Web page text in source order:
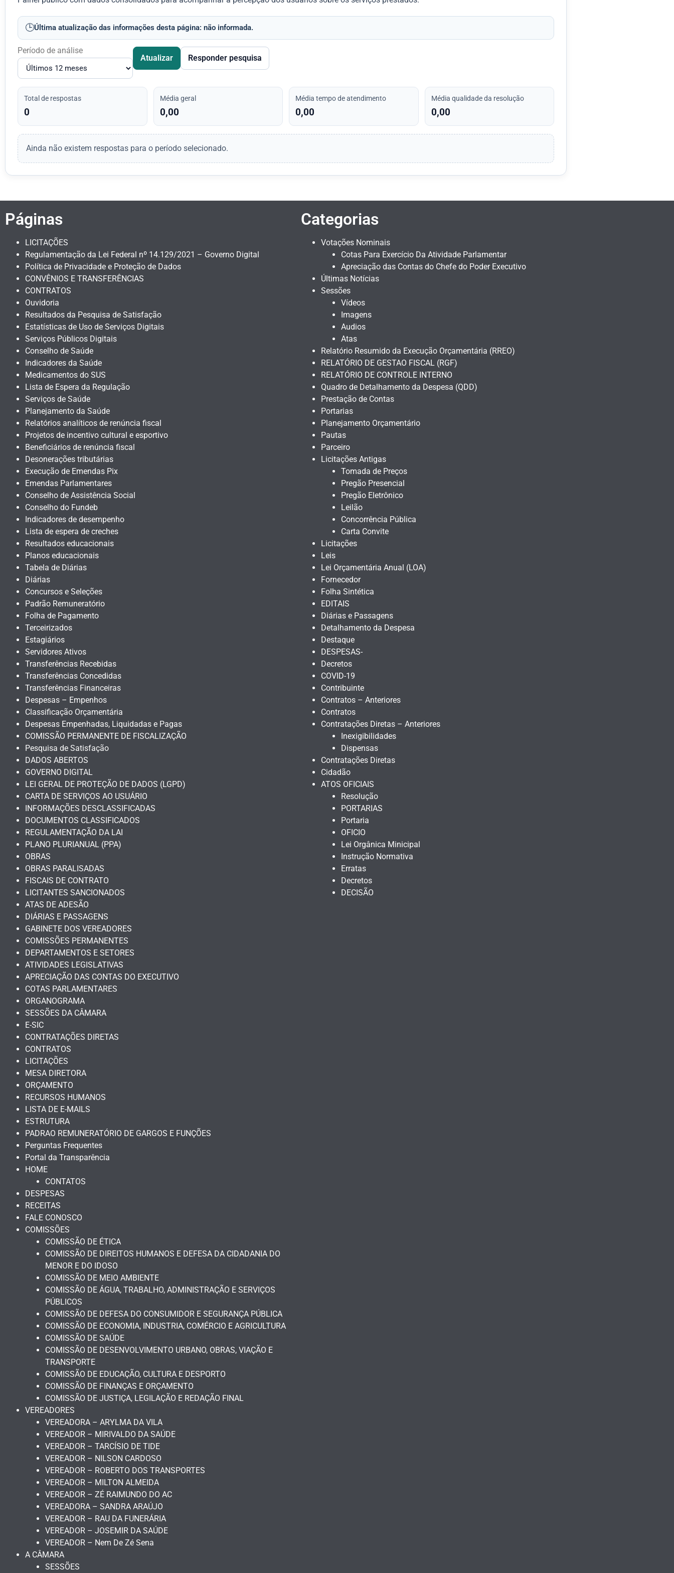
🕒Última atualização das informações desta página: não informada.
Período de análise
Atualizar Responder pesquisa
Total de respostas
0
Média geral
0,00
Média tempo de atendimento
0,00
Média qualidade da resolução
0,00
Ainda não existem respostas para o período selecionado.
Páginas
LICITAÇÕES
Regulamentação da Lei Federal nº 14.129/2021 – Governo Digital
Política de Privacidade e Proteção de Dados
CONVÊNIOS E TRANSFERÊNCIAS
CONTRATOS
Ouvidoria
Resultados da Pesquisa de Satisfação
Estatísticas de Uso de Serviços Digitais
Serviços Públicos Digitais
Conselho de Saúde
Indicadores da Saúde
Medicamentos do SUS
Lista de Espera da Regulação
Serviços de Saúde
Planejamento da Saúde
Relatórios analíticos de renúncia fiscal
Projetos de incentivo cultural e esportivo
Beneficiários de renúncia fiscal
Desonerações tributárias
Execução de Emendas Pix
Emendas Parlamentares
Conselho de Assistência Social
Conselho do Fundeb
Indicadores de desempenho
Lista de espera de creches
Resultados educacionais
Planos educacionais
Tabela de Diárias
Diárias
Concursos e Seleções
Padrão Remuneratório
Folha de Pagamento
Terceirizados
Estagiários
Servidores Ativos
Transferências Recebidas
Transferências Concedidas
Transferências Financeiras
Despesas – Empenhos
Classificação Orçamentária
Despesas Empenhadas, Liquidadas e Pagas
COMISSÃO PERMANENTE DE FISCALIZAÇÃO
Pesquisa de Satisfação
DADOS ABERTOS
GOVERNO DIGITAL
LEI GERAL DE PROTEÇÃO DE DADOS (LGPD)
CARTA DE SERVIÇOS AO USUÁRIO
INFORMAÇÕES DESCLASSIFICADAS
DOCUMENTOS CLASSIFICADOS
REGULAMENTAÇÃO DA LAI
PLANO PLURIANUAL (PPA)
OBRAS
OBRAS PARALISADAS
FISCAIS DE CONTRATO
LICITANTES SANCIONADOS
ATAS DE ADESÃO
DIÁRIAS E PASSAGENS
GABINETE DOS VEREADORES
COMISSÕES PERMANENTES
DEPARTAMENTOS E SETORES
ATIVIDADES LEGISLATIVAS
APRECIAÇÃO DAS CONTAS DO EXECUTIVO
COTAS PARLAMENTARES
ORGANOGRAMA
SESSÕES DA CÂMARA
E-SIC
CONTRATAÇÕES DIRETAS
CONTRATOS
LICITAÇÕES
MESA DIRETORA
ORÇAMENTO
RECURSOS HUMANOS
LISTA DE E-MAILS
ESTRUTURA
PADRAO REMUNERATÓRIO DE GARGOS E FUNÇÕES
Perguntas Frequentes
Portal da Transparência
HOME
CONTATOS
DESPESAS
RECEITAS
FALE CONOSCO
COMISSÕES
COMISSÃO DE ÉTICA
COMISSÃO DE DIREITOS HUMANOS E DEFESA DA CIDADANIA DO
MENOR E DO IDOSO
COMISSÃO DE MEIO AMBIENTE
COMISSÃO DE ÁGUA, TRABALHO, ADMINISTRAÇÃO E SERVIÇOS
PÚBLICOS
COMISSÃO DE DEFESA DO CONSUMIDOR E SEGURANÇA PÚBLICA
COMISSÃO DE ECONOMIA, INDUSTRIA, COMÉRCIO E AGRICULTURA
COMISSÃO DE SAÚDE
COMISSÃO DE DESENVOLVIMENTO URBANO, OBRAS, VIAÇÃO E
TRANSPORTE
COMISSÃO DE EDUCAÇÃO, CULTURA E DESPORTO
COMISSÃO DE FINANÇAS E ORÇAMENTO
COMISSÃO DE JUSTIÇA, LEGILAÇÃO E REDAÇÃO FINAL
VEREADORES
VEREADORA – ARYLMA DA VILA
VEREADOR – MIRIVALDO DA SAÚDE
VEREADOR – TARCÍSIO DE TIDE
VEREADOR – NILSON CARDOSO
VEREADOR – ROBERTO DOS TRANSPORTES
VEREADOR – MILTON ALMEIDA
VEREADOR – ZÉ RAIMUNDO DO AC
VEREADORA – SANDRA ARAÚJO
VEREADOR – RAU DA FUNERÁRIA
VEREADOR – JOSEMIR DA SAÚDE
VEREADOR – Nem De Zé Sena
A CÂMARA
SESSÕES
Categorias
Votações Nominais
Cotas Para Exercício Da Atividade Parlamentar
Apreciação das Contas do Chefe do Poder Executivo
Últimas Notícias
Sessões
Vídeos
Imagens
Audios
Atas
Relatório Resumido da Execução Orçamentária (RREO)
RELATÓRIO DE GESTAO FISCAL (RGF)
RELATÓRIO DE CONTROLE INTERNO
Quadro de Detalhamento da Despesa (QDD)
Prestação de Contas
Portarias
Planejamento Orçamentário
Pautas
Parceiro
Licitações Antigas
Tomada de Preços
Pregão Presencial
Pregão Eletrônico
Leilão
Concorrência Pública
Carta Convite
Licitações
Leis
Lei Orçamentária Anual (LOA)
Fornecedor
Folha Sintética
EDITAIS
Diárias e Passagens
Detalhamento da Despesa
Destaque
DESPESAS-
Decretos
COVID-19
Contribuinte
Contratos – Anteriores
Contratos
Contratações Diretas – Anteriores
Inexigibilidades
Dispensas
Contratações Diretas
Cidadão
ATOS OFICIAIS
Resolução
PORTARIAS
Portaria
OFICIO
Lei Orgânica Minicipal
Instrução Normativa
Erratas
Decretos
DECISÃO